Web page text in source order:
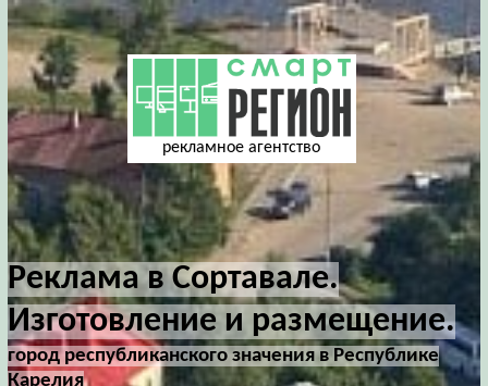
рекламное агентство
Реклама в Сортавале.
Изготовление и размещение.
город республиканского значения в Республике
Карелия